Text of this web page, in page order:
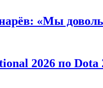
«Мы
2026 по Dota